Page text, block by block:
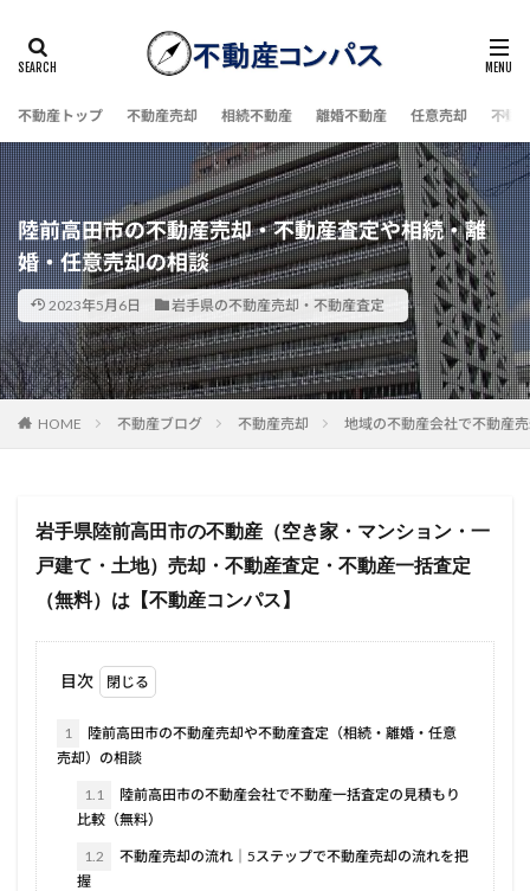
不動産トップ 不動産売却 相続不動産 離婚不動産 任意売却 不動
陸前高田市の不動産売却・不動産査定や相続・離
婚・任意売却の相談
2023年5月6日 岩手県の不動産売却・不動産査定
HOME 不動産ブログ 不動産売却 地域の不動産会社で不動産
岩手県陸前高田市の不動産（空き家・マンション・一
戸建て・土地）売却・不動産査定・不動産一括査定
（無料）は【不動産コンパス】
目次
1
陸前高田市の不動産売却や不動産査定（相続・離婚・任意
売却）の相談
1.1
陸前高田市の不動産会社で不動産一括査定の見積もり
比較（無料）
1.2
不動産売却の流れ｜5ステップで不動産売却の流れを把
握